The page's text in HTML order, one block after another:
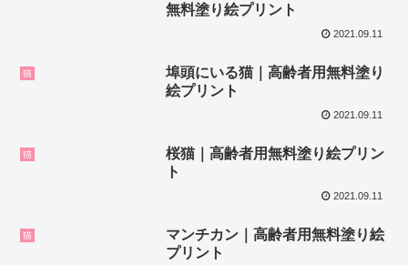
無料塗り絵プリント
2021.09.11
猫
埠頭にいる猫｜高齢者用無料塗り
絵プリント
2021.09.11
猫
桜猫｜高齢者用無料塗り絵プリン
ト
2021.09.11
猫
マンチカン｜高齢者用無料塗り絵
プリント